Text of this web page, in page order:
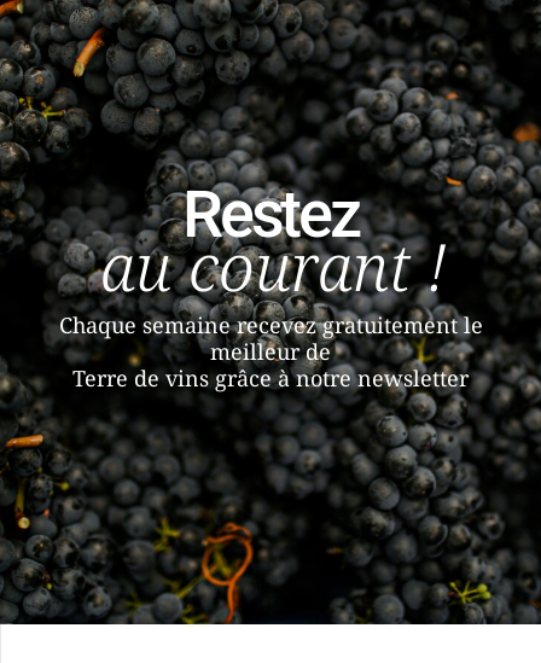
Restez
au courant !
Chaque semaine recevez gratuitement le
meilleur de
Terre de vins grâce à notre newsletter